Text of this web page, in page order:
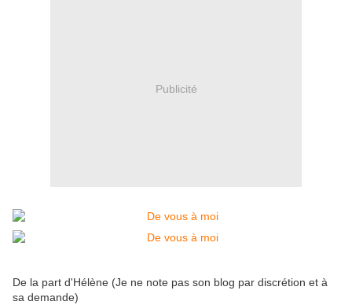
Publicité
De la part d'Hélène (Je ne note pas son blog par discrétion et à
sa demande)